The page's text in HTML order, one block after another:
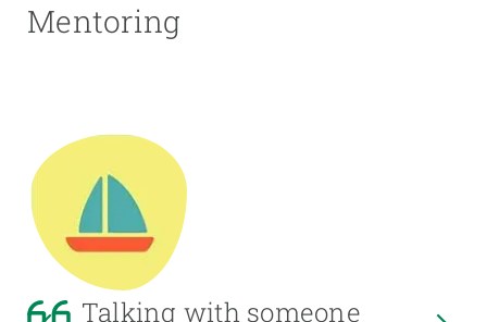
Mentoring
Talking with someone